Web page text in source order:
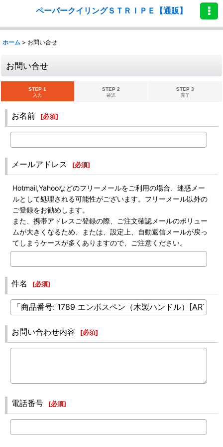
ペーパークイリングＳＴＲＩＰＥ【通販】
ホーム > お問い合せ
お問い合せ
STEP 1
入力
STEP 2
確認
STEP 3
完了
お名前 [必須]
メールアドレス [必須]
Hotmail,Yahooなどのフリーメールをご利用の場合、迷惑メー
ルとして処理される可能性がございます。フリーメール以外の
ご登録をお勧めします。
また、携帯アドレスご登録の際、ご注文確認メールのボリュー
ムが大きくなるため、または、設定上、自動返信メールが戻っ
てしまうケースが多くありますので、ご注意ください。
件名 [必須]
お問い合わせ内容 [必須]
電話番号 [必須]